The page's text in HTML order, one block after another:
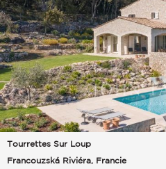
Tourrettes Sur Loup
Francouzská Riviéra, Francie